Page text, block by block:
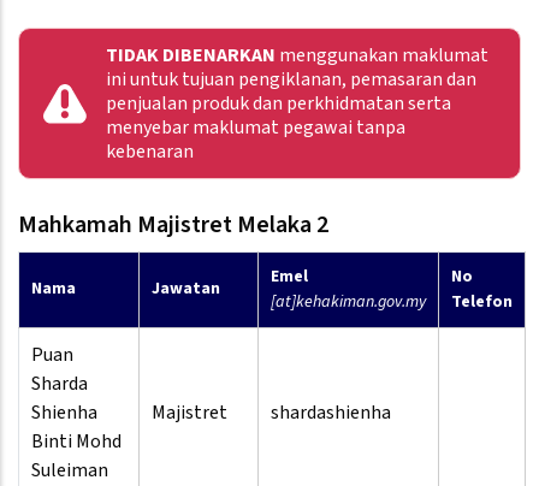
TIDAK DIBENARKAN menggunakan maklumat
ini untuk tujuan pengiklanan, pemasaran dan
penjualan produk dan perkhidmatan serta
menyebar maklumat pegawai tanpa
kebenaran
Mahkamah Majistret Melaka 2
Nama Jawatan
Emel
[at]kehakiman.gov.my
No
Telefon
Puan
Sharda
Shienha
Binti Mohd
Suleiman
Majistret shardashienha